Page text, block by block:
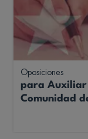
Oposiciones
para
Comunidad